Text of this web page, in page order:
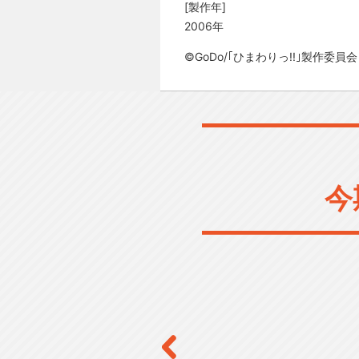
[製作年]
2006年
©GoDo/｢ひまわりっ!!｣製作委員会